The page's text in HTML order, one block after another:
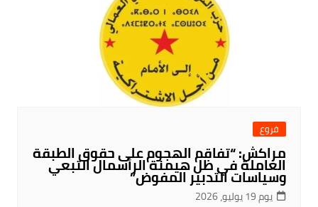
فروع
مراكش: “تفاقم الهجوم على حقوق الطبقة
العاملة في ظل هيمنة الرأسمال التبعي
وسياسات التدبير المفوض”
يوم 19 يوليو، 2026